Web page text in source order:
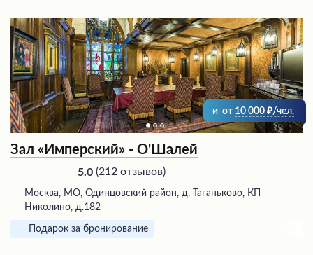
и от 10 000 /чел.
Зал «Имперский» - О'Шалей
5.0 (212 отзывов)
Москва, МО, Одинцовский район, д. Таганьково, КП
Николино, д.182
Подарок за бронирование